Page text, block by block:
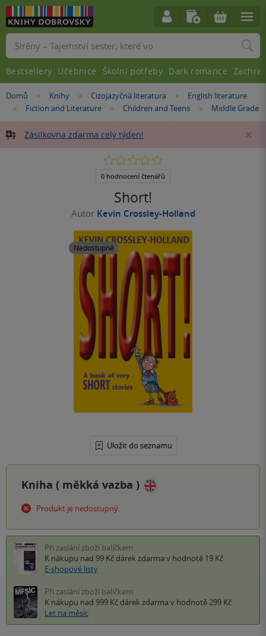
Nacházíte
Domů »Knihy »Cizojazyčná literatura »English literature
»Fiction and Literature »
Children and Teens »
Middle Grade
Zásilkovna zdarma celý týden!
Short!
Autor Kevin Crossley-Holland
Nedostupné
Uložit do seznamu
0.0
5
0 hodnocení čtenářů
Kniha ( měkká vazba )
Produkt je nedostupný.
Při zaslání zboží balíčkem
K nákupu nad 99 Kč dárek zdarma v hodnotě 19 Kč
E-shopové listy
Při zaslání zboží balíčkem
K nákupu nad 999 Kč dárek zdarma v hodnotě 299 Kč
Let na měsíc
Vyhledávání
Bestsellery Učebnice Školní potřeby Dark romance